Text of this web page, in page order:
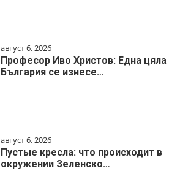
август 6, 2026
Професор Иво Христов: Една цяла
България се изнесе…
август 6, 2026
Пустые кресла: что происходит в
окружении Зеленско…